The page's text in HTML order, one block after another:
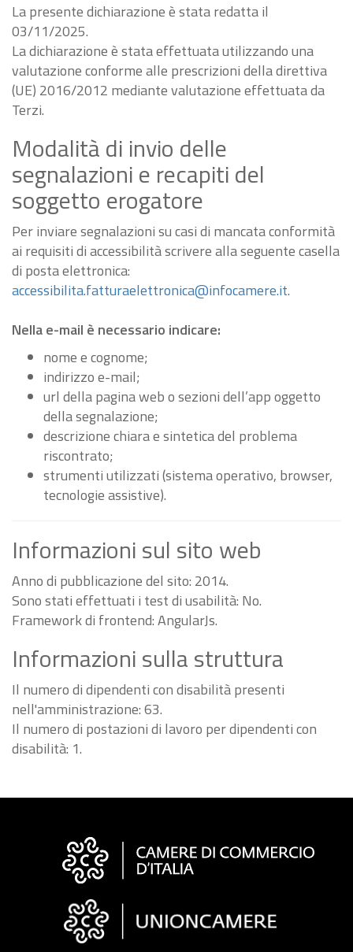
La presente dichiarazione è stata redatta il
03/11/2025.
La dichiarazione è stata effettuata utilizzando una
valutazione conforme alle prescrizioni della direttiva
(UE) 2016/2012 mediante valutazione effettuata da
Terzi.
Modalità di invio delle
segnalazioni e recapiti del
soggetto erogatore
Per inviare segnalazioni su casi di mancata conformità
ai requisiti di accessibilità scrivere alla seguente casella
di posta elettronica:
accessibilita.fatturaelettronica@infocamere.it.
Nella e-mail è necessario indicare:
nome e cognome;
indirizzo e-mail;
url della pagina web o sezioni dell’app oggetto
della segnalazione;
descrizione chiara e sintetica del problema
riscontrato;
strumenti utilizzati (sistema operativo, browser,
tecnologie assistive).
Informazioni sul sito web
Anno di pubblicazione del sito: 2014.
Sono stati effettuati i test di usabilità: No.
Framework di frontend: AngularJs.
Informazioni sulla struttura
Il numero di dipendenti con disabilità presenti
nell'amministrazione: 63.
Il numero di postazioni di lavoro per dipendenti con
disabilità: 1.
Informazioni
"Fattura